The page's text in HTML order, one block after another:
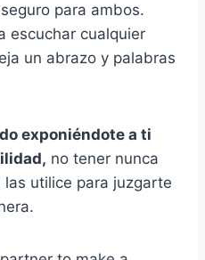
para ambos.
escuchar cualquier
un abrazo y palabras
exponiéndote a ti
no tener nunca
utilice para juzgarte